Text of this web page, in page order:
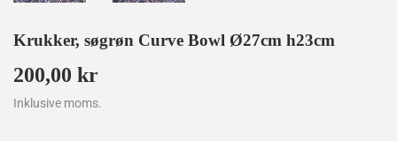
Krukker, søgrøn Curve Bowl Ø27cm h23cm
200,00 kr
kr
Inklusive moms.